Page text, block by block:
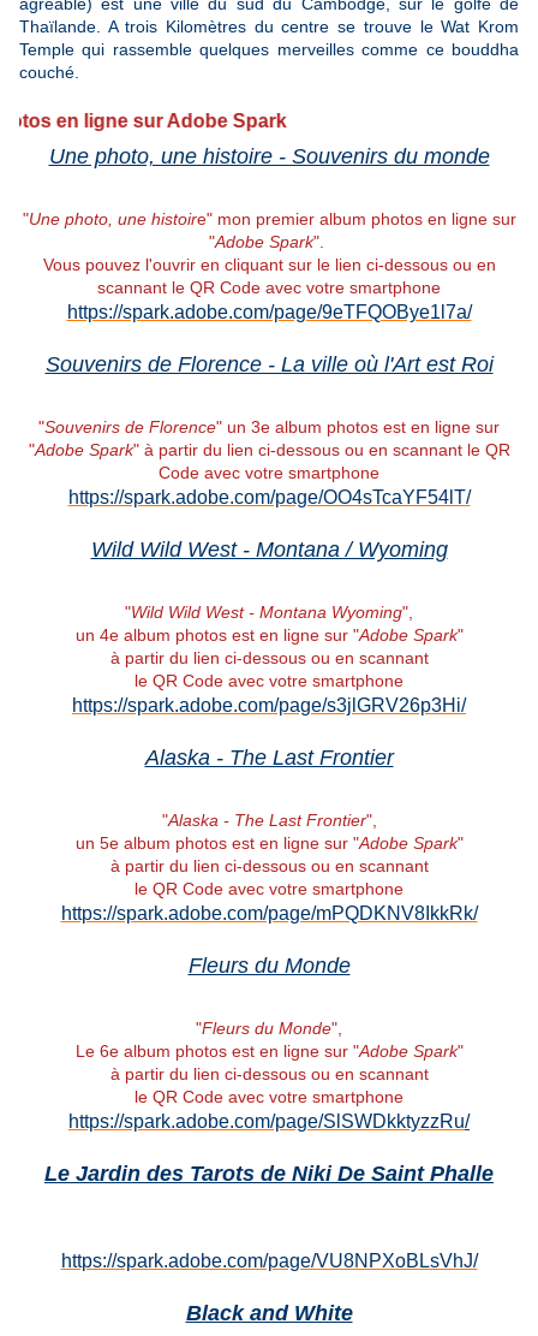
Thaïlande. A trois Kilomètres du centre se trouve le Wat Krom
Temple qui rassemble quelques merveilles comme ce bouddha
couché.
ligne sur Adobe Spark
Une photo, une histoire - Souvenirs du monde
"Une photo, une histoire" mon premier album photos en ligne sur
"Adobe Spark".
Vous pouvez l'ouvrir en cliquant sur le lien ci-dessous ou en
scannant le QR Code avec votre smartphone
https://spark.adobe.com/page/9eTFQOBye1l7a/
Souvenirs de Florence - La ville où l'Art est Roi
"Souvenirs de Florence" un 3e album photos est en ligne sur
"Adobe Spark" à partir du lien ci-dessous ou en scannant le QR
Code avec votre smartphone
https://spark.adobe.com/page/OO4sTcaYF54lT/
Wild Wild West - Montana / Wyoming
"Wild Wild West - Montana Wyoming",
un 4e album photos est en ligne sur "Adobe Spark"
à partir du lien ci-dessous ou en scannant
le QR Code avec votre smartphone
https://spark.adobe.com/page/s3jlGRV26p3Hi/
Alaska - The Last Frontier
"Alaska - The Last Frontier",
un 5e album photos est en ligne sur "Adobe Spark"
à partir du lien ci-dessous ou en scannant
le QR Code avec votre smartphone
https://spark.adobe.com/page/mPQDKNV8IkkRk/
Fleurs du Monde
"Fleurs du Monde",
Le 6e album photos est en ligne sur "Adobe Spark"
à partir du lien ci-dessous ou en scannant
le QR Code avec votre smartphone
https://spark.adobe.com/page/SlSWDkktyzzRu/
Le Jardin des Tarots de Niki De Saint Phalle
https://spark.adobe.com/page/VU8NPXoBLsVhJ/
Black and White